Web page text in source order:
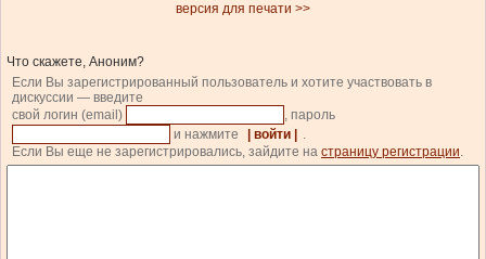
версия для печати >>
Что скажете, Аноним?
Если Вы зарегистрированный пользователь и хотите участвовать в
дискуссии — введите
свой логин (email)
, пароль
и нажмите
| войти |
.
Если Вы еще не зарегистрировались, зайдите на страницу регистрации.